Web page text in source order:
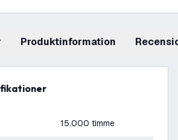
produktinformation
15.000 timme